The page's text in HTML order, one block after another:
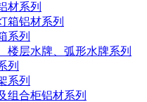
材系列
箱铝材系列
系列
楼层水牌、弧形水牌系列
列
系列
组合柜铝材系列